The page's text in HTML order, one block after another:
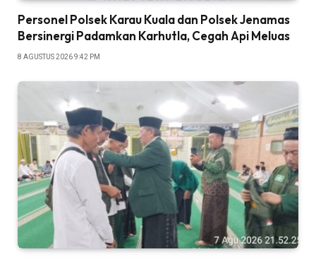
Personel Polsek Karau Kuala dan Polsek Jenamas
Bersinergi Padamkan Karhutla, Cegah Api Meluas
8 AGUSTUS 2026 9:42 PM